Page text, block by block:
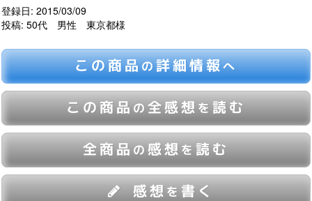
登録日: 2015/03/09
投稿: 50代 男性 東京都様
この商品の詳細情報へ
この商品の全感想を 読む
全商品の感想を 読む
感想を 書く